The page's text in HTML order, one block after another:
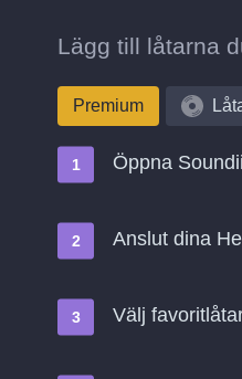
Lägg till låtarna
Premium
Öppna
Anslut dina
Välj